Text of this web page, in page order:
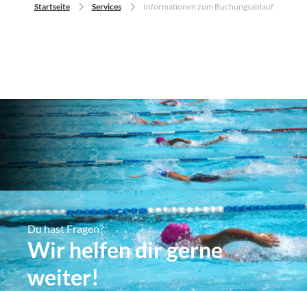
Startseite Services Informationen zum Buchungsablauf
Du hast Fragen?
Wir helfen dir gerne
weiter!